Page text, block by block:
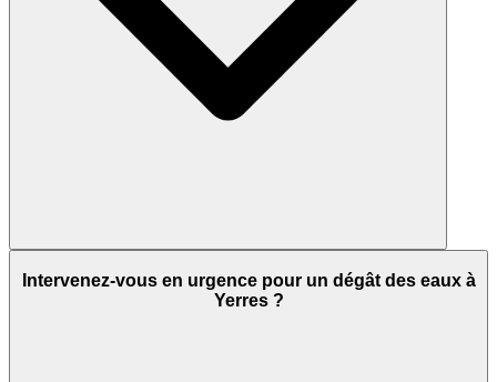
Intervenez-vous en urgence pour un dégât des eaux à
Yerres ?